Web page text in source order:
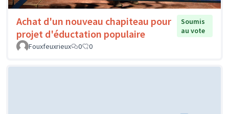
Achat d'un nouveau chapiteau pour
projet d'éductation populaire
Soumis
au vote
Fouxfeuxrieux
0 0